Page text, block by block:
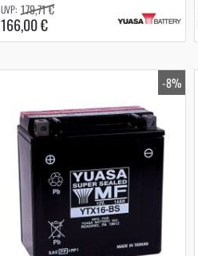
166,00 €
179,71 €
-8%